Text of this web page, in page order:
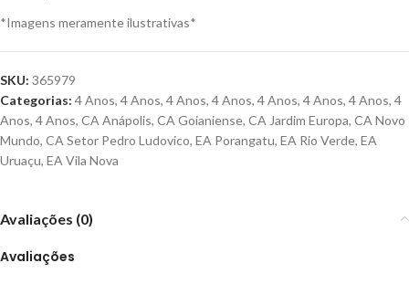
*Imagens meramente ilustrativas*
SKU: 365979
Categorias: 4 Anos, 4 Anos, 4 Anos, 4 Anos, 4 Anos, 4 Anos, 4 Anos, 4
Anos, 4 Anos, CA Anápolis, CA Goianiense, CA Jardim Europa, CA Novo
Mundo, CA Setor Pedro Ludovico, EA Porangatu, EA Rio Verde, EA
Uruaçu, EA Vila Nova
Avaliações (0)
Avaliações